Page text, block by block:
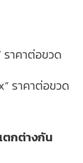
ราคาต่อขวด
ราคาต่อขวด
ตกต่างกัน